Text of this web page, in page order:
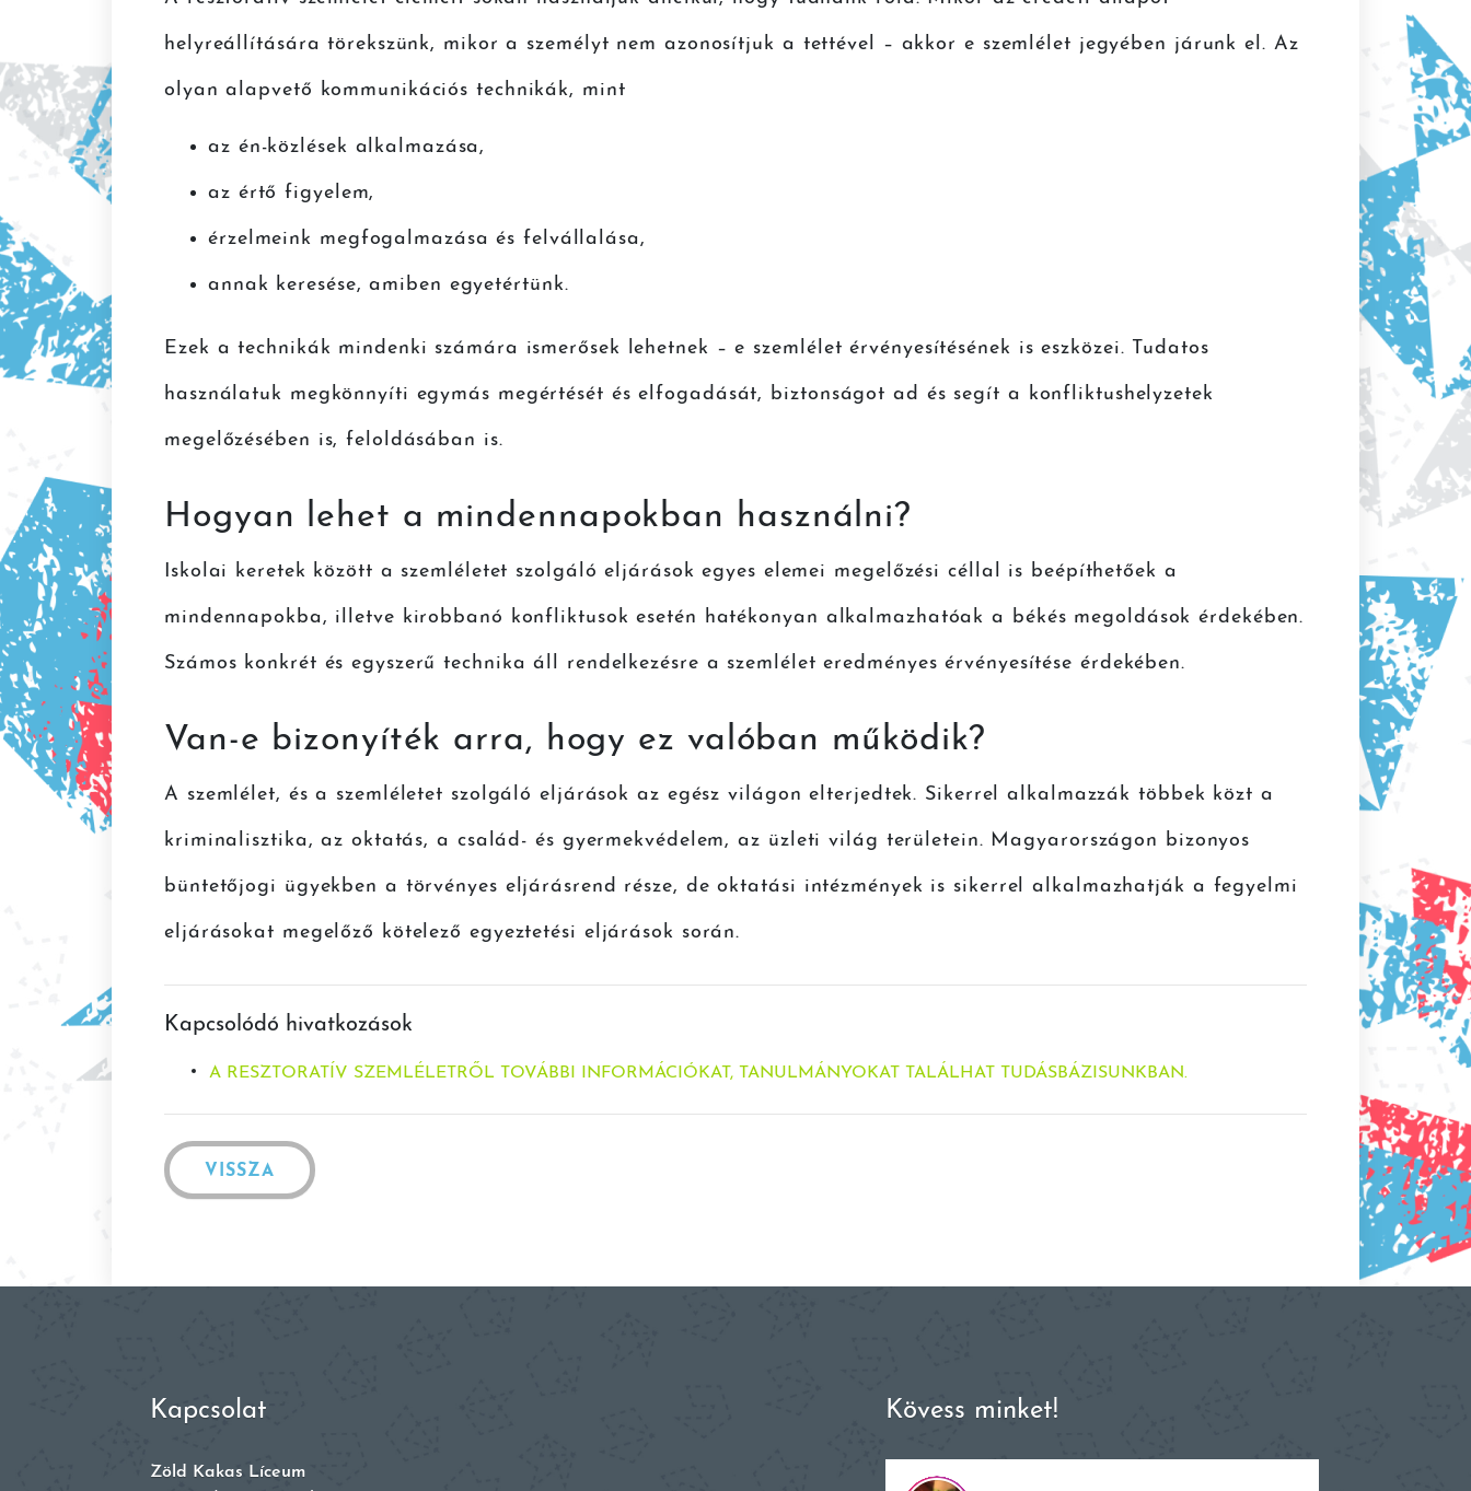
helyreállítására törekszünk, mikor a személyt nem azonosítjuk a tettével – akkor e szemlélet jegyében járunk el. Az
olyan alapvető kommunikációs technikák, mint
az én-közlések alkalmazása,
az értő figyelem,
érzelmeink megfogalmazása és felvállalása,
annak keresése, amiben egyetértünk.
Ezek a technikák mindenki számára ismerősek lehetnek – e szemlélet érvényesítésének is eszközei. Tudatos
használatuk megkönnyíti egymás megértését és elfogadását, biztonságot ad és segít a konfliktushelyzetek
megelőzésében is, feloldásában is.
Hogyan lehet a mindennapokban használni?
Iskolai keretek között a szemléletet szolgáló eljárások egyes elemei megelőzési céllal is beépíthetőek a
mindennapokba, illetve kirobbanó konfliktusok esetén hatékonyan alkalmazhatóak a békés megoldások érdekében.
Számos konkrét és egyszerű technika áll rendelkezésre a szemlélet eredményes érvényesítése érdekében.
Van-e bizonyíték arra, hogy ez valóban működik?
A szemlélet, és a szemléletet szolgáló eljárások az egész világon elterjedtek. Sikerrel alkalmazzák többek közt a
kriminalisztika, az oktatás, a család- és gyermekvédelem, az üzleti világ területein. Magyarországon bizonyos
büntetőjogi ügyekben a törvényes eljárásrend része, de oktatási intézmények is sikerrel alkalmazhatják a fegyelmi
eljárásokat megelőző kötelező egyeztetési eljárások során.
Kapcsolódó hivatkozások
A RESZTORATÍV SZEMLÉLETRŐL TOVÁBBI INFORMÁCIÓKAT, TANULMÁNYOKAT TALÁLHAT TUDÁSBÁZISUNKBAN.
VISSZA
Kapcsolat
Zöld Kakas Líceum
Kövess minket!